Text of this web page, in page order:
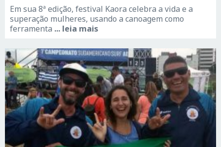
Em sua 8ª edição, festival Kaora celebra a vida e a
superação mulheres, usando a canoagem como
ferramenta ... leia mais